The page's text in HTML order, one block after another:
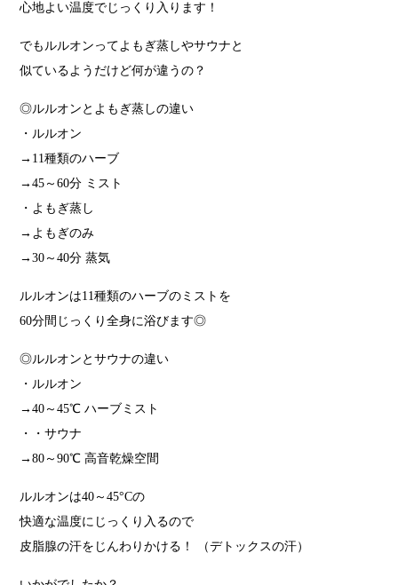
心地よい温度でじっくり入ります！
でもルルオンってよもぎ蒸しやサウナと
似ているようだけど何が違うの？
◎ルルオンとよもぎ蒸しの違い
・ルルオン
→11種類のハーブ
→45～60分 ミスト
・よもぎ蒸し
→よもぎのみ
→30～40分 蒸気
ルルオンは11種類のハーブのミストを
60分間じっくり全身に浴びます◎
◎ルルオンとサウナの違い
・ルルオン
→40～45℃ ハーブミスト
・・サウナ
→80～90℃ 高音乾燥空間
ルルオンは40～45°Cの
快適な温度にじっくり入るので
皮脂腺の汗をじんわりかける！ （デトックスの汗）